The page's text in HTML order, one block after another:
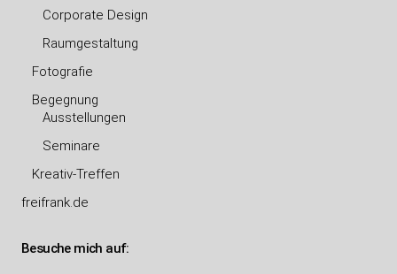
Corporate Design
Raumgestaltung
Fotografie
Begegnung
Ausstellungen
Seminare
Kreativ-Treffen
freifrank.de
Besuche mich auf: